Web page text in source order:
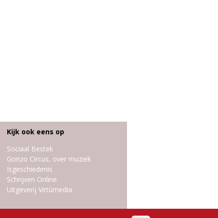
Kijk ook eens op
Sociaal Bestek
Gonzo Circus, over muziek
Isgeschiedenis
Schrijven Online
Uitgeverij Virtùmedia